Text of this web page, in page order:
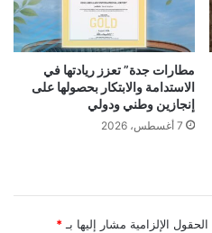
مطارات جدة” تعزز ريادتها في
الاستدامة والابتكار بحصولها على
إنجازين وطني ودولي
7 أغسطس، 2026
الحقول الإلزامية مشار إليها بـ*